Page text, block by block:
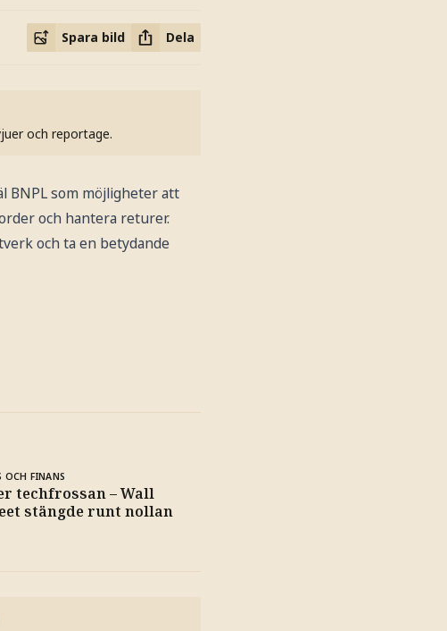
Spara bild Dela
och reportage.
BNPL som möjligheter att
och hantera returer.
och ta en betydande
OCH FINANS
techfrossan – Wall
stängde runt nollan